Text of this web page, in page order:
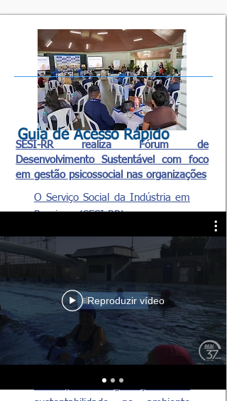
SESI-RR realiza Fórum de
Desenvolvimento Sustentável com foco
em gestão psicossocial nas organizações
O Serviço Social da Indústria em
Roraima (SESI-RR) promove na
a primeira edição do Fórum SESI
de Desenvolvimento Sustentável.
O evento tem como objetivo
orientar empresas e lideranças
sobre as novas exigências da
Norma Regulamentadora nº 1
(NR-1), além de apresentar
mental, segurança e
Guia de Acesso Rápido
Reproduzir vídeo